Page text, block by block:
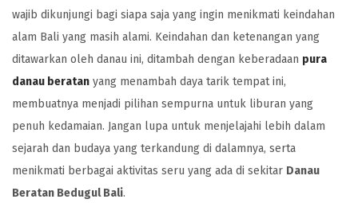
wajib dikunjungi bagi siapa saja yang ingin menikmati keindahan
alam Bali yang masih alami. Keindahan dan ketenangan yang
ditawarkan oleh danau ini, ditambah dengan keberadaan pura
danau beratan yang menambah daya tarik tempat ini,
membuatnya menjadi pilihan sempurna untuk liburan yang
penuh kedamaian. Jangan lupa untuk menjelajahi lebih dalam
sejarah dan budaya yang terkandung di dalamnya, serta
menikmati berbagai aktivitas seru yang ada di sekitar Danau
Beratan Bedugul Bali.